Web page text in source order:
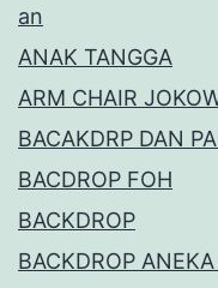
an
ANAK TANGGA
ARM CHAIR
BACAKDRP DAN
BACDROP FOH
BACKDROP
BACKDROP